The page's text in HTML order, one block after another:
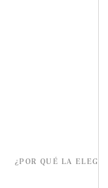
¿POR QUÉ LA